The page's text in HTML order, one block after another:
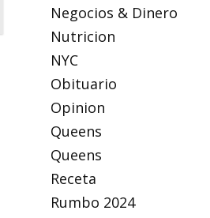
Negocios & Dinero
Nutricion
NYC
Obituario
Opinion
Queens
Queens
Receta
Rumbo 2024